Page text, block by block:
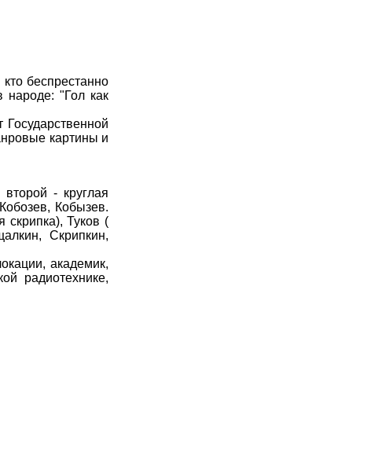
беспрестанно
народе: "Гол как
картины и
- круглая
Кобызев.
Туков (
Скрипкин,
академик,
радиотехнике,